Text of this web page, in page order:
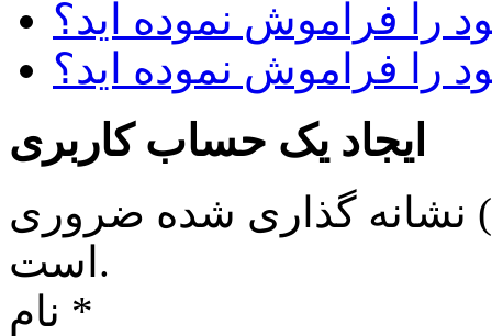
را فراموش نموده اید؟
را فراموش نموده اید؟
ایجاد یک حساب کاربری
نشانه گذاری شده ضروری
است.
نام *